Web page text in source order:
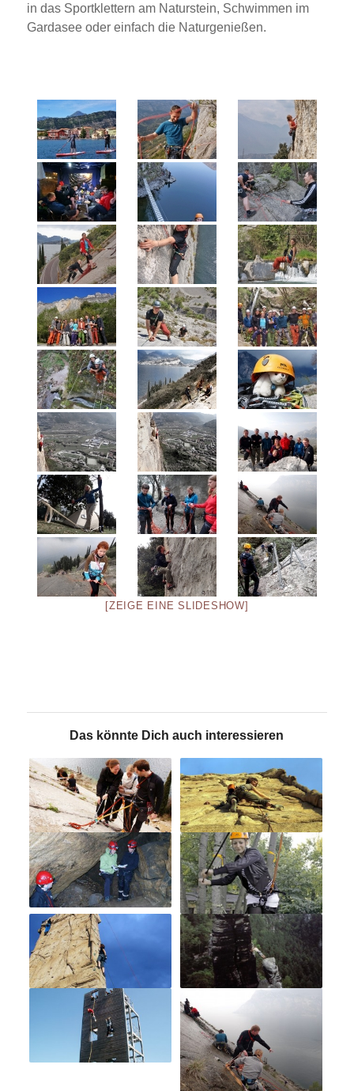
in das Sportklettern am Naturstein, Schwimmen im
Gardasee oder einfach die Naturgenießen.
[ZEIGE EINE SLIDESHOW]
Das könnte Dich auch interessieren